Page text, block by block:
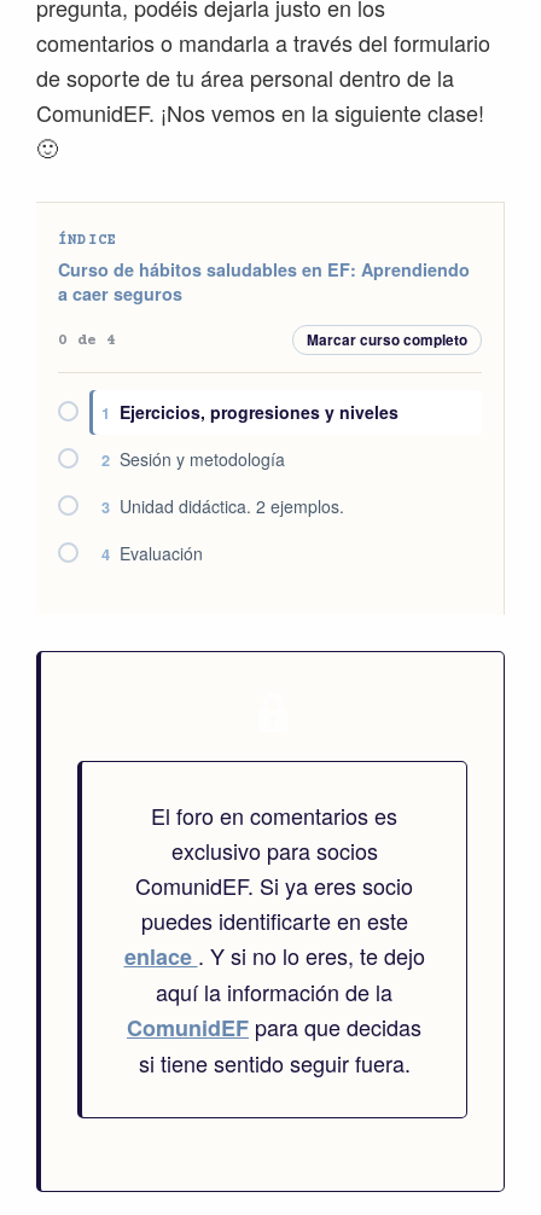
pregunta, podéis dejarla justo en los
comentarios o mandarla a través del formulario
de soporte de tu área personal dentro de la
ComunidEF. ¡Nos vemos en la siguiente clase!
🙂
ÍNDICE
Curso de hábitos saludables en EF: Aprendiendo
a caer seguros
0 de 4 Marcar curso completo
1 Ejercicios, progresiones y niveles
2 Sesión y metodología
3 Unidad didáctica. 2 ejemplos.
4 Evaluación
El foro en comentarios es
exclusivo para socios
ComunidEF. Si ya eres socio
puedes identificarte en este
enlace . Y si no lo eres, te dejo
aquí la información de la
ComunidEF para que decidas
si tiene sentido seguir fuera.